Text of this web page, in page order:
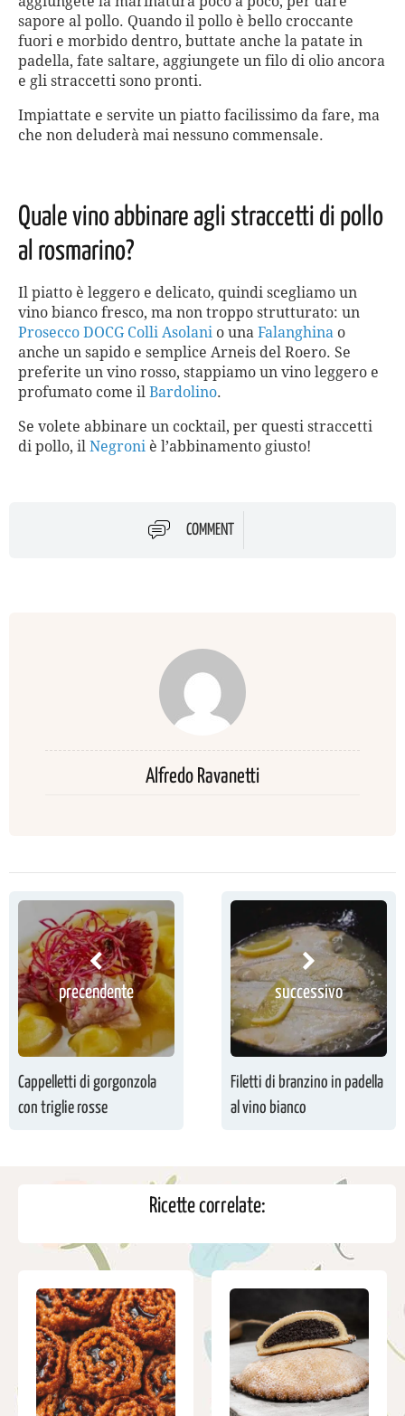
sapore al pollo. Quando il pollo è bello croccante
fuori e morbido dentro, buttate anche la patate in
padella, fate saltare, aggiungete un filo di olio ancora
e gli straccetti sono pronti.
Impiattate e servite un piatto facilissimo da fare, ma
che non deluderà mai nessuno commensale.
Quale vino abbinare agli straccetti di pollo
al rosmarino?
Il piatto è leggero e delicato, quindi scegliamo un
vino bianco fresco, ma non troppo strutturato: un
Prosecco DOCG Colli Asolani o una Falanghina o
anche un sapido e semplice Arneis del Roero. Se
preferite un vino rosso, stappiamo un vino leggero e
profumato come il Bardolino.
Se volete abbinare un cocktail, per questi straccetti
di pollo, il Negroni è l’abbinamento giusto!
COMMENT
Alfredo Ravanetti
precendente
Cappelletti di gorgonzola
con triglie rosse
successivo
Filetti di branzino in padella
al vino bianco
Ricette correlate: